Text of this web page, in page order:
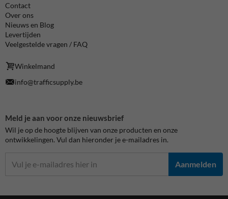
Contact
Over ons
Nieuws en Blog
Levertijden
Veelgestelde vragen / FAQ
Winkelmand
info@trafficsupply.be
Meld je aan voor onze nieuwsbrief
Wil je op de hoogte blijven van onze producten en onze
ontwikkelingen. Vul dan hieronder je e-mailadres in.
Aanmelden